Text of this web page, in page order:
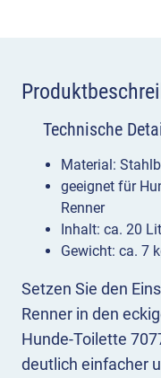
Setzen Sie den
Renner in den
Hunde-Toilette
deutlich einfacher
Technische
Material:
geeignet für
Renner
Inhalt: ca. 20
Gewicht: ca. 7